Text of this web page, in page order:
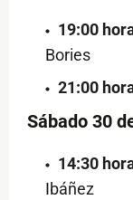
19:00
Bories
21:00
Sábado 30
14:30
Ibáñez